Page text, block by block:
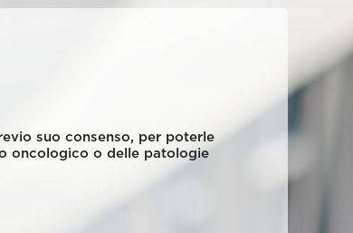
suo consenso, per poterle
oncologico o delle patologie